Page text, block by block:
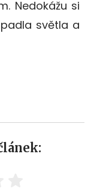
Nedokážu si
světla a